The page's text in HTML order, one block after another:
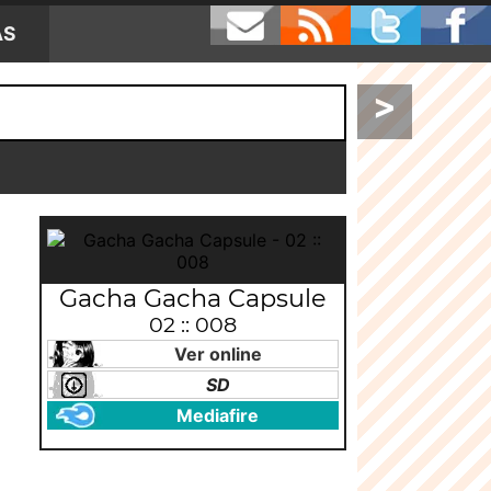
>
Gacha Gacha Capsule
02 :: 008
Ver online
SD
Mediafire